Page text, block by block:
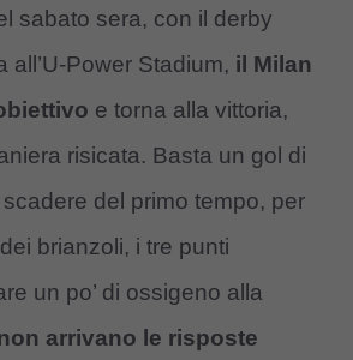
sabato sera, con il derby
all’U-Power Stadium, il Milan
e torna alla vittoria,
risicata. Basta un gol di
del primo tempo, per
brianzoli, i tre punti
un po’ di ossigeno alla
arrivano le risposte